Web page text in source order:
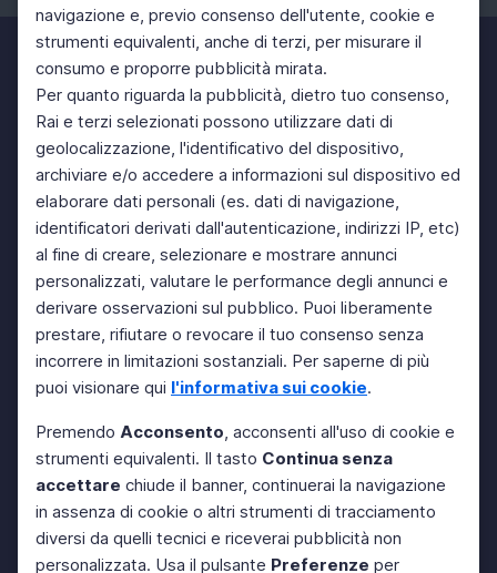
navigazione e, previo consenso dell'utente, cookie e
strumenti equivalenti, anche di terzi, per misurare il
consumo e proporre pubblicità mirata.
Per quanto riguarda la pubblicità, dietro tuo consenso,
Rai e terzi selezionati possono utilizzare dati di
geolocalizzazione, l'identificativo del dispositivo,
archiviare e/o accedere a informazioni sul dispositivo ed
elaborare dati personali (es. dati di navigazione,
identificatori derivati dall'autenticazione, indirizzi IP, etc)
al fine di creare, selezionare e mostrare annunci
personalizzati, valutare le performance degli annunci e
derivare osservazioni sul pubblico. Puoi liberamente
prestare, rifiutare o revocare il tuo consenso senza
incorrere in limitazioni sostanziali. Per saperne di più
puoi visionare qui l'informativa sui cookie.
Premendo Acconsento, acconsenti all'uso di cookie e
strumenti equivalenti. Il tasto Continua senza
accettare chiude il banner, continuerai la navigazione
in assenza di cookie o altri strumenti di tracciamento
diversi da quelli tecnici e riceverai pubblicità non
personalizzata. Usa il pulsante Preferenze per